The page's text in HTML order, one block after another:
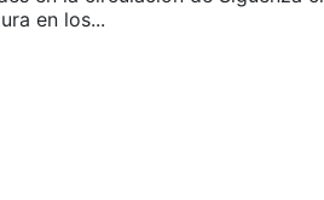
en los...